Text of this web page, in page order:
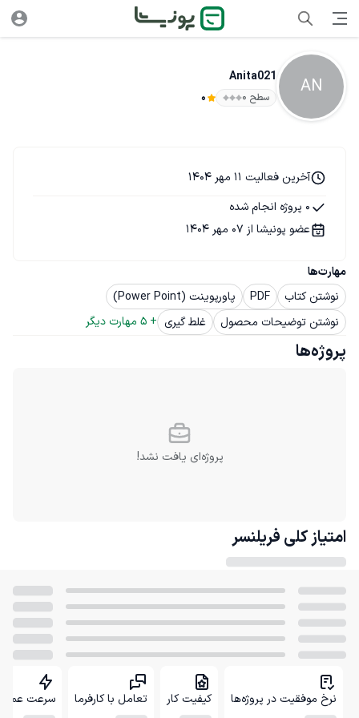
AN
Anita021
سطح ۰ 0
مهارت‌ها
نوشتن کتاب
PDF
پاورپوینت (Power Point)
نوشتن توضیحات محصول
غلط گیری +
5 مهارت دیگر
آخرین فعالیت 11 مهر 1404
0 پروژه انجام شده
عضو پونیشا از 07 مهر 1404
پروژه‌ها
پروژه‌ای یافت نشد!
امتیاز کلی فریلنسر
نرخ موفقیت در پروژه‌ها کیفیت کار تعامل با کارفرما سرعت عمل